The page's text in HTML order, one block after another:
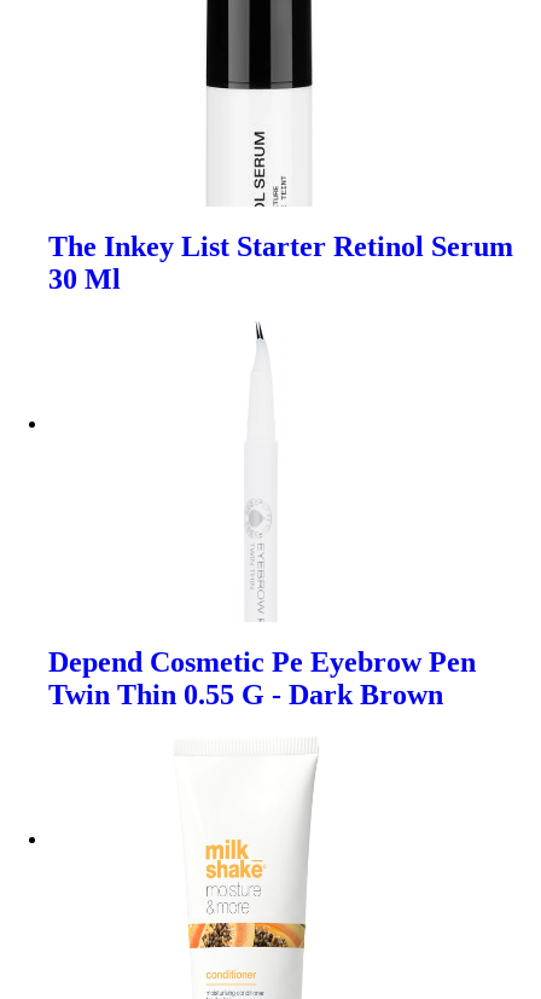
The Inkey List Starter Retinol Serum
30 Ml
Depend Cosmetic Pe Eyebrow Pen
Twin Thin 0.55 G - Dark Brown